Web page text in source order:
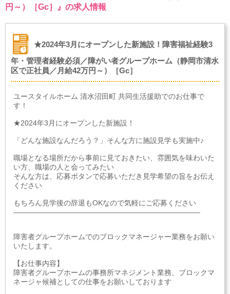
円～）［Gc］』の求人情報
★2024年3月にオープンした新施設！障害福祉経験3
年・管理者経験必須／障がい者グループホーム（静岡市清水
区で正社員／月給42万円～）［Gc］
ユースタイルホーム 清水沼田町 共同生活援助でのお仕事で
す！
★2024年3月にオープンした新施設！
「どんな施設なんだろう？」そんな方に施設見学も実施中♪
職場となる場所だから事前に見ておきたい、雰囲気を味わいた
い方、職場の人と会ってみたい
そんな方は、応募ボタンで応募いただき見学希望の旨をお伝え
ください
もちろん見学後の辞退もOKなので気軽にご応募ください
――――――――――――――――――――――――――
障害者グループホームでのブロックマネージャー業務をお願い
いたします。
【お仕事内容】
障害者グループホームの事務所マネジメント業務、ブロックマ
ネージャ候補としての仕事をお願いしております